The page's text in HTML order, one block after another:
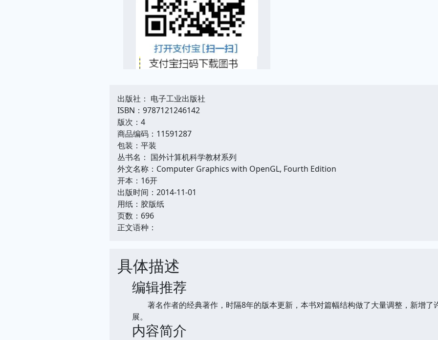
出版社： 电子工业出版社
ISBN：9787121246142
版次：4
商品编码：11591287
包装：平装
丛书名： 国外计算机科学教材系列
外文名称：Computer Graphics with OpenGL, Fourth Edition
开本：16开
出版时间：2014-11-01
用纸：胶版纸
页数：696
正文语种：
具体描述
编辑推荐
著名作者的经典著作，时隔8年的版本更新，本书对篇幅结构做了大量调整，新增了
展。
内容简介